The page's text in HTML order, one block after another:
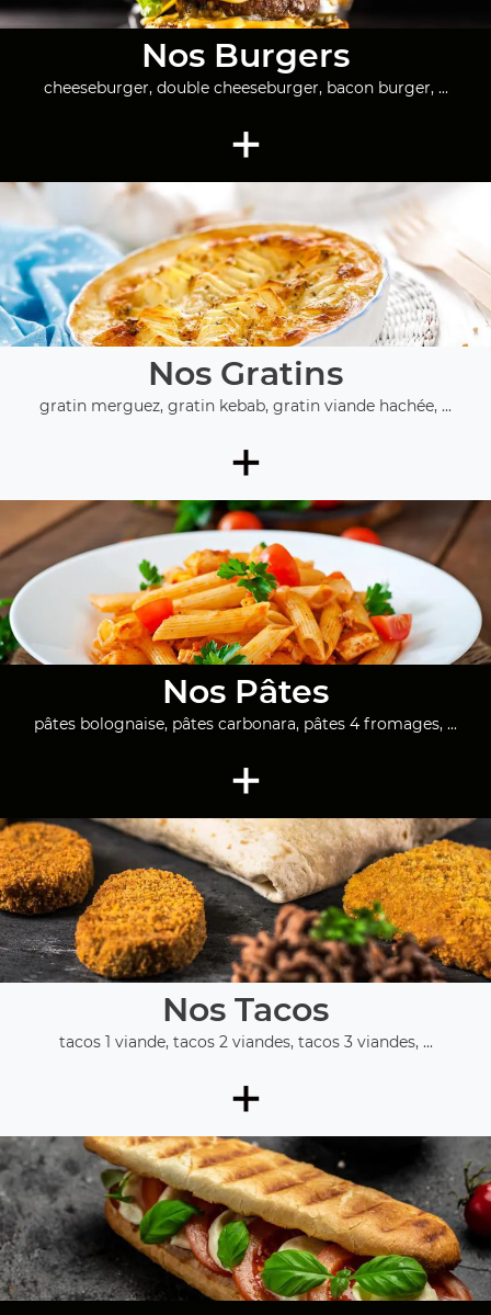
Nos Burgers
cheeseburger, double cheeseburger, bacon burger, ...
+
Nos Gratins
gratin merguez, gratin kebab, gratin viande hachée, ...
+
Nos Pâtes
pâtes bolognaise, pâtes carbonara, pâtes 4 fromages, ...
+
Nos Tacos
tacos 1 viande, tacos 2 viandes, tacos 3 viandes, ...
+